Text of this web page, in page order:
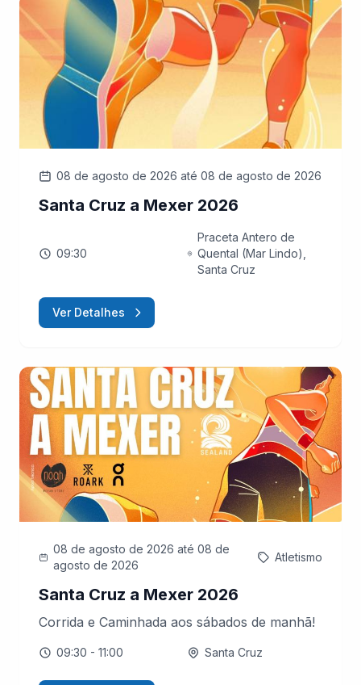
08 de agosto de 2026 até 08 de agosto de 2026
Santa Cruz a Mexer 2026
09:30
Praceta Antero de
Quental (Mar Lindo),
Santa Cruz
Ver Detalhes
08 de agosto de 2026 até 08 de
agosto de 2026
Atletismo
Santa Cruz a Mexer 2026
Corrida e Caminhada aos sábados de manhã!
09:30 - 11:00 Santa Cruz